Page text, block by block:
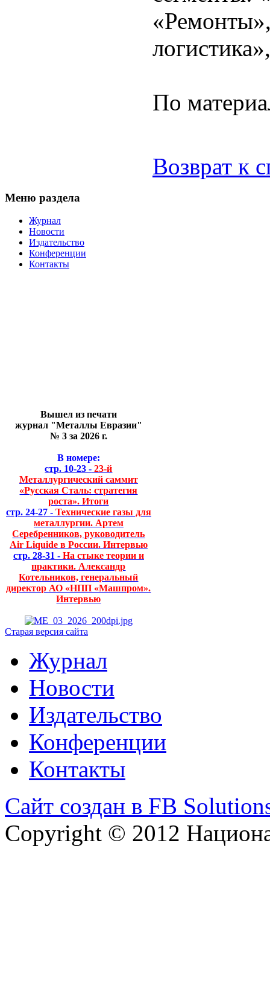
По
Возврат к
Меню раздела
Журнал
Новости
Издательство
Конференции
Контакты
Вышел из печати
журнал "Металлы Евразии"
№ 3 за 2026 г.
В номере:
стр. 10-23 - 23-й
Металлургический саммит
«Русская Сталь: стратегия
роста». Итоги
стр. 24-27 - Технические газы для
металлургии. Артем
Серебренников, руководитель
Air Liquide в России. Интервью
стр. 28-31 - На стыке теории и
практики. Александр
Котельников, генеральный
директор АО «НПП «Машпром».
Интервью
Старая версия сайта
Журнал
Новости
Издательство
Конференции
Контакты
Сайт создан в FB
Copyright © 2012